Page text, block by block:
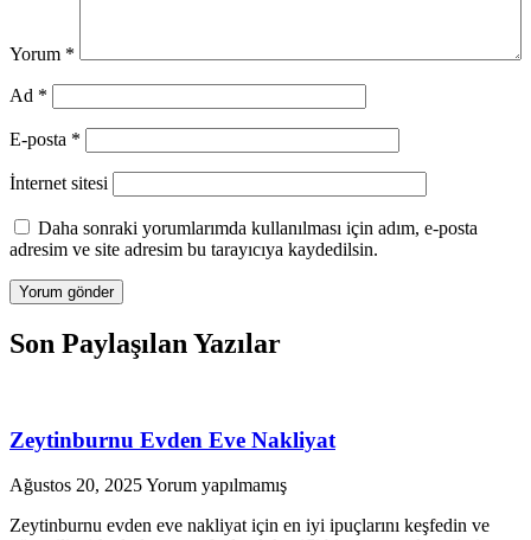
Yorum *
Ad *
E-posta *
İnternet sitesi
Daha sonraki yorumlarımda kullanılması için adım, e-posta
adresim ve site adresim bu tarayıcıya kaydedilsin.
Son Paylaşılan Yazılar
Zeytinburnu Evden Eve Nakliyat
Ağustos 20, 2025Yorum yapılmamış
Zeytinburnu evden eve nakliyat için en iyi ipuçlarını keşfedin ve